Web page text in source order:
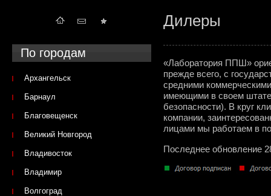
Дилеры
«Лаборатория ППШ»
прежде всего, с
средними
имеющими в своем
безопасности). В круг
компании,
лицами мы работаем в
Последнее обновление
По городам
Архангельск
Барнаул
Благовещенск
Великий Новгород
Владивосток
Владимир
Волгоград